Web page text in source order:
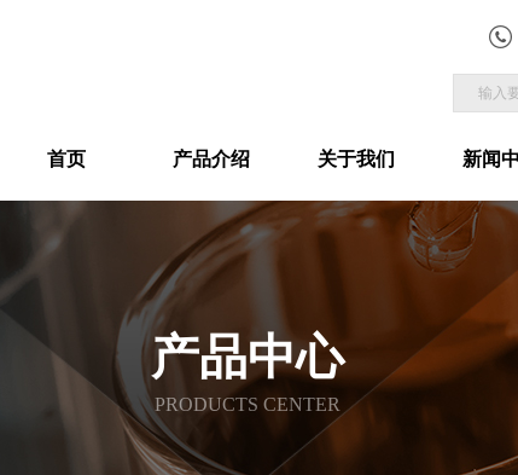
首页 产品介绍 关于我们 新闻
产品中心
PRODUCTS CENTER